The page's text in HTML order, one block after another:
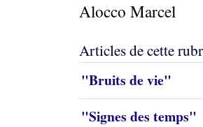
Alocco Marcel
Articles de cette
"Bruits de vie"
"Signes des temps"